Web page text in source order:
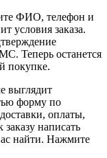
ФИО, телефон и
условия заказа.
Теперь останется
покупке.
выглядит
форму по
оплаты,
написать
найти. Нажмите